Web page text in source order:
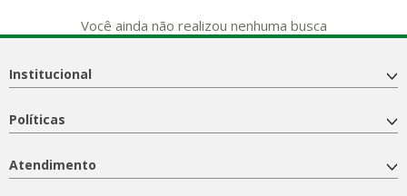
Você ainda não realizou nenhuma busca
Institucional
Políticas
Atendimento